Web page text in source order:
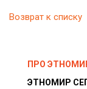
Возврат к списку
ПРО
ЭТНОМИР